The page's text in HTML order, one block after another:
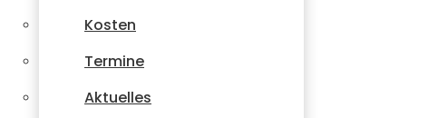
Kosten
Termine
Aktuelles